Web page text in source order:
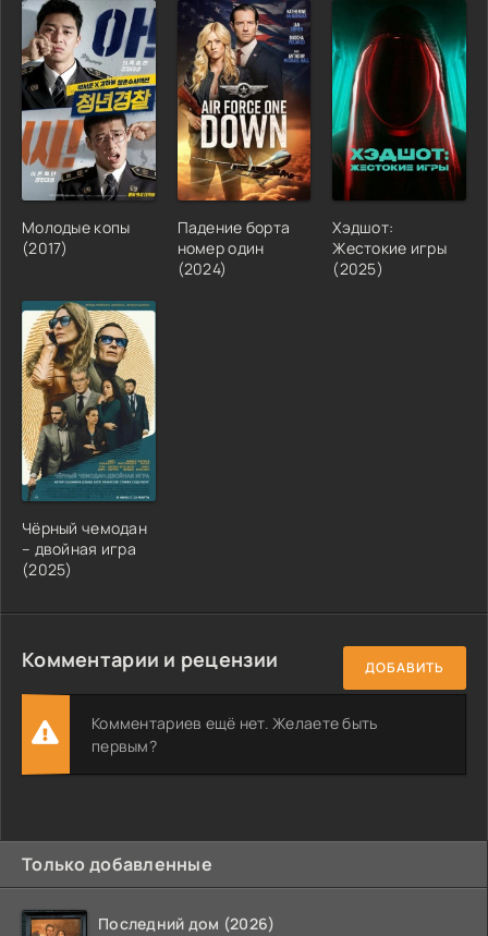
Молодые копы
(2017)
Падение борта
номер один
(2024)
Хэдшот:
Жестокие игры
(2025)
Чёрный чемодан
– двойная игра
(2025)
Комментарии и рецензии ДОБАВИТЬ
Комментариев ещё нет. Желаете быть
первым?
Только добавленные
Последний дом (2026)